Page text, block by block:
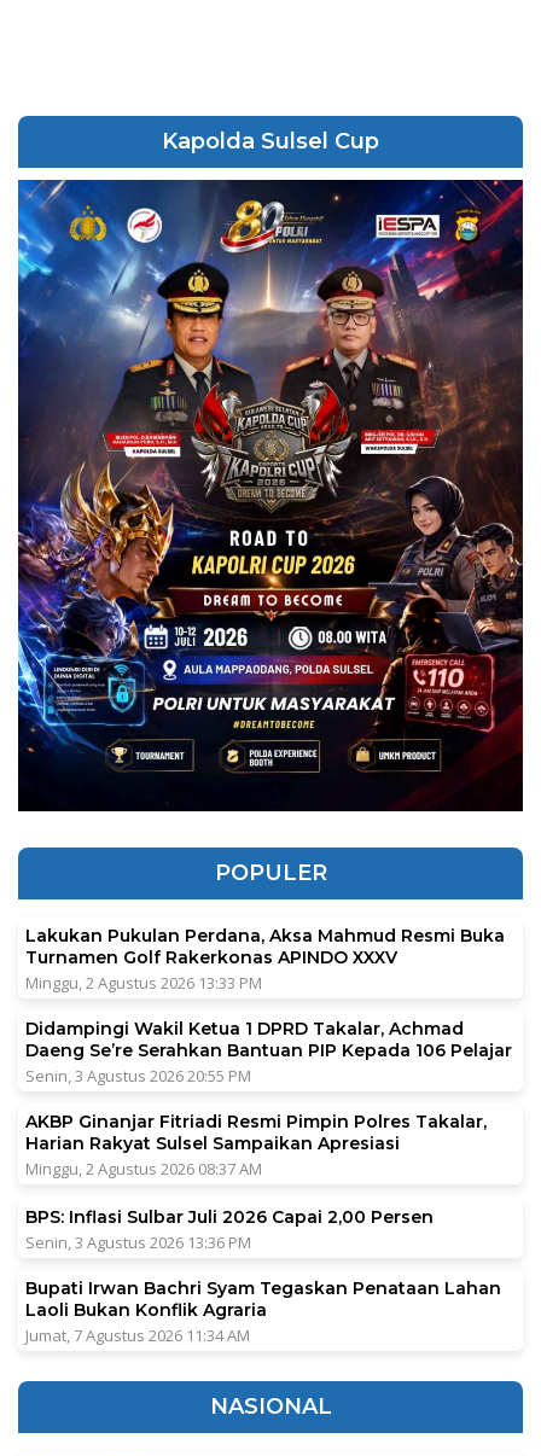
Kapolda Sulsel Cup
POPULER
Lakukan Pukulan Perdana, Aksa Mahmud Resmi Buka
Turnamen Golf Rakerkonas APINDO XXXV
Minggu, 2 Agustus 2026 13:33 PM
Didampingi Wakil Ketua 1 DPRD Takalar, Achmad
Daeng Se’re Serahkan Bantuan PIP Kepada 106 Pelajar
Senin, 3 Agustus 2026 20:55 PM
AKBP Ginanjar Fitriadi Resmi Pimpin Polres Takalar,
Harian Rakyat Sulsel Sampaikan Apresiasi
Minggu, 2 Agustus 2026 08:37 AM
BPS: Inflasi Sulbar Juli 2026 Capai 2,00 Persen
Senin, 3 Agustus 2026 13:36 PM
Bupati Irwan Bachri Syam Tegaskan Penataan Lahan
Laoli Bukan Konflik Agraria
Jumat, 7 Agustus 2026 11:34 AM
NASIONAL